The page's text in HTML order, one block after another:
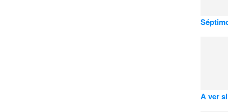
A ver